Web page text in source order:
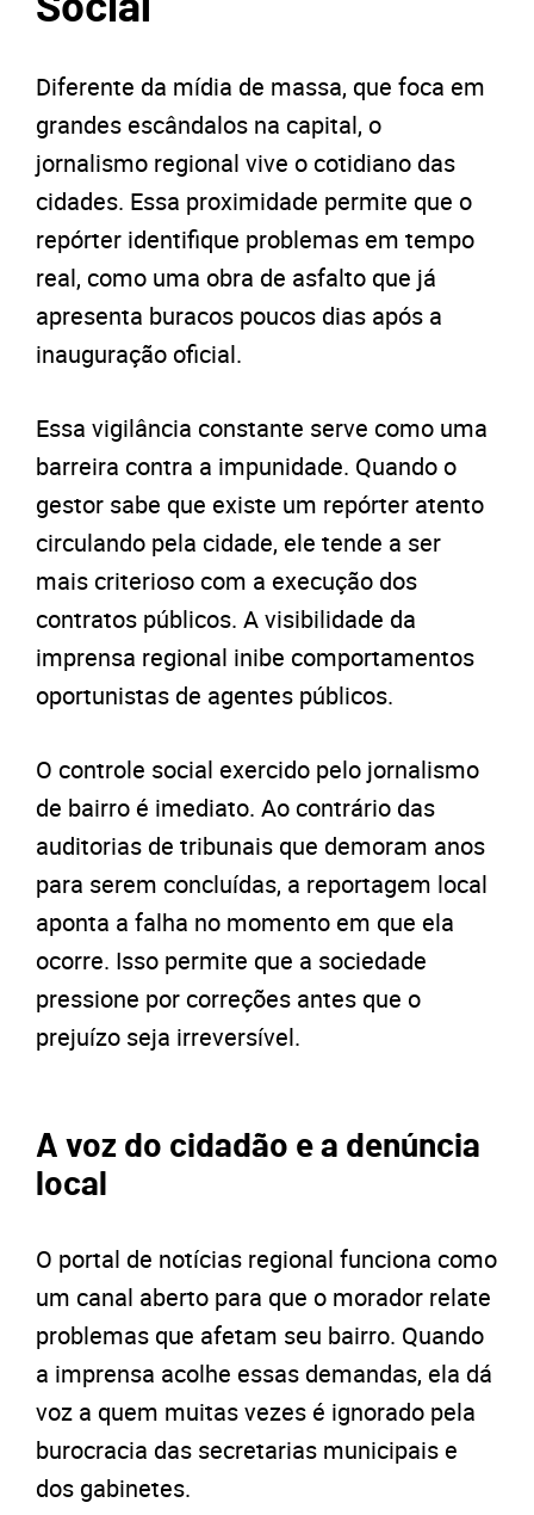
Diferente da mídia de massa, que foca em
grandes escândalos na capital, o
jornalismo regional vive o cotidiano das
cidades. Essa proximidade permite que o
repórter identifique problemas em tempo
real, como uma obra de asfalto que já
apresenta buracos poucos dias após a
inauguração oficial.
Essa vigilância constante serve como uma
barreira contra a impunidade. Quando o
gestor sabe que existe um repórter atento
circulando pela cidade, ele tende a ser
mais criterioso com a execução dos
contratos públicos. A visibilidade da
imprensa regional inibe comportamentos
oportunistas de agentes públicos.
O controle social exercido pelo jornalismo
de bairro é imediato. Ao contrário das
auditorias de tribunais que demoram anos
para serem concluídas, a reportagem local
aponta a falha no momento em que ela
ocorre. Isso permite que a sociedade
pressione por correções antes que o
prejuízo seja irreversível.
A voz do cidadão e a denúncia
local
O portal de notícias regional funciona como
um canal aberto para que o morador relate
problemas que afetam seu bairro. Quando
a imprensa acolhe essas demandas, ela dá
voz a quem muitas vezes é ignorado pela
burocracia das secretarias municipais e
dos gabinetes.